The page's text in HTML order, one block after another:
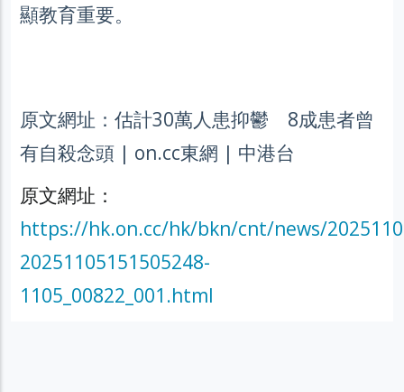
顯教育重要。
原文網址：估計30萬人患抑鬱 8成患者曾
有自殺念頭 | on.cc東網 | 中港台
原文網址：
https://hk.on.cc/hk/bkn/cnt/news/
20251105151505248-
1105_00822_001.html